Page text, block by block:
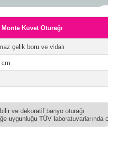
Monte Kuvet Oturağı
çelik boru ve vidalı
cm
ve dekoratif banyo oturağı
uygunluğu TÜV laboratuvarlarında